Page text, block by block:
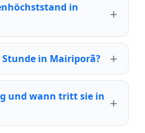
in
Stunde in Mairiporã?
und wann tritt sie in